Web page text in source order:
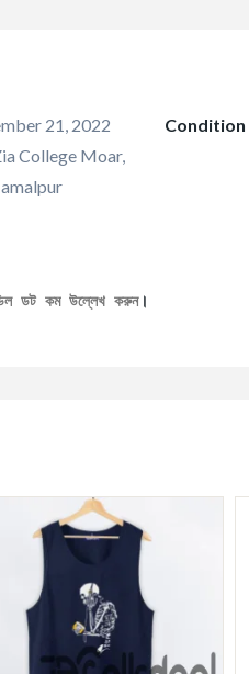
21, 2022 Condition
College Moar,
ডট কম উল্লেখ করুন।